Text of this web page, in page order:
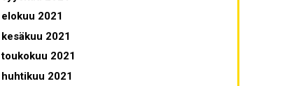
elokuu 2021
kesäkuu 2021
toukokuu 2021
huhtikuu 2021